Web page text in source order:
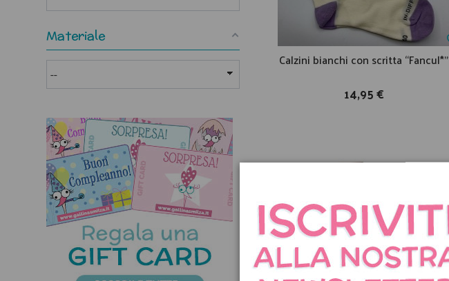
Calzini bianchi con scritta “Fancul*”
14,95 €
Materiale